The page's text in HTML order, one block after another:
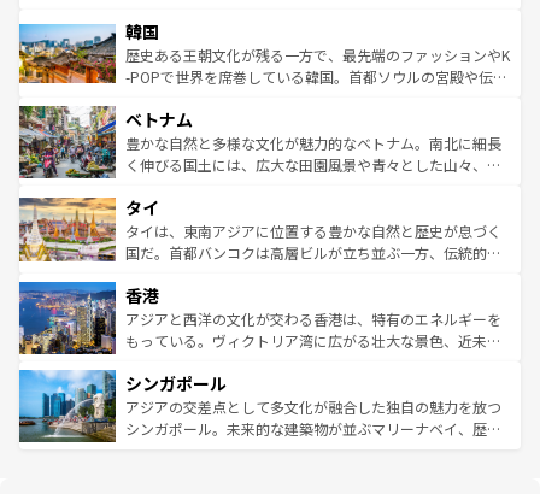
ワイを、存分に味わってほしい。 なお、新着のハワイ情報
はコンテンツ一覧を参照してほしい。
いる。アクティビティも充実しており、サーフィンやダイ
ビング、ハイキングなど、アウトドア好きにはたまらな
い。オーストラリアの多彩な魅力を存分に味わいつくそ
参照してほしい。
ン）、静ひつな山岳地帯である台湾東部など、都市の喧騒
と山間の静けさが共存しており、訪れる人に新しい発見と
驚きをもたらしてくれる。また、奥深い台湾の食文化も魅
容にもいいと評判のスイーツなど、バラエティ豊かな料理
が味わえる。 なお、新着の台湾情報は コンテンツ一覧を参
照してほしい。
韓国
歴史ある王朝文化が残る一方で、最先端のファッションやK
-POPで世界を席巻している韓国。首都ソウルの宮殿や伝統
き、地方に足を延ばせば四季折々の自然美を楽しむことが
できる。そして、キムチや焼肉、絶品のストリートフード
まで、さまざまな韓国料理が待っている。夜には、韓国な
リティに包まれながら、韓国の多彩な魅力を心ゆくまで味
わってみてほしい。 なお、新着の韓国情報はコンテンツ一
覧を参照してほしい。
ベトナム
豊かな自然と多様な文化が魅力的なベトナム。南北に細長
く伸びる国土には、広大な田園風景や青々とした山々、世
急速な発展と共に伝統が息づく。ハノイの古い町並みやホ
ーチミン市のフランス統治時代の建物も、独特の雰囲気を
醸し出している。また、バラエティの豊かさとおいしさで
とつ。フォーやバインミー、ベトナムコーヒーなどは、ぜ
ひ現地で味わいたい。どの地域を訪れてもあたたかい人々
が旅行者を迎えてくれるので、きっと忘れられない旅にな
参照してほしい。
タイ
タイは、東南アジアに位置する豊かな自然と歴史が息づく
国だ。首都バンコクは高層ビルが立ち並ぶ一方、伝統的な
の活気が交差している。北部ではチェンマイなどの山岳地
帯で自然と触れ合い、南部ではプーケットやクラビの美し
いビーチでリゾート気分を楽しむことができる。タイ料理
激する。気候は一年中温暖で、どの季節にも異なる楽しみ
が待っている。親しみやすいタイの人々、仏教を中心とし
た文化、そして多様な観光資源が、訪れる旅人を魅了し続
香港
アジアと西洋の文化が交わる香港は、特有のエネルギーを
もっている。ヴィクトリア湾に広がる壮大な景色、近未来
み、どこを訪れても感動するはず。観光スポットが密集し
ており、効率よく見どころを回れるのも魅力。息をのむよ
うな絶景から文化的な体験まで、香港を存分に楽しみ尽く
シンガポール
アジアの交差点として多文化が融合した独自の魅力を放つ
シンガポール。未来的な建築物が並ぶマリーナベイ、歴史